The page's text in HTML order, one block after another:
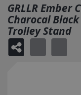
GRLLR Ember
Charocal
Trolley Stand